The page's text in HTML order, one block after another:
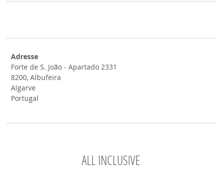
Adresse
Forte de S. João - Apartado 2331
8200, Albufeira
Algarve
Portugal
ALL INCLUSIVE